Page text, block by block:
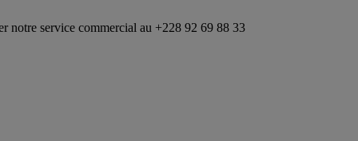
commercial au +228 92 69 88 33